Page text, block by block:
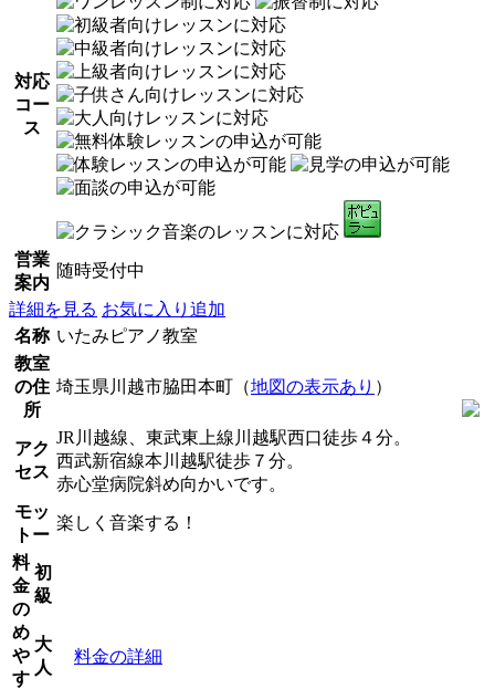
対応
コー
ス
営業
案内
随時受付中
詳細を見る お気に入り追加
名称 いたみピアノ教室
教室
の住
所
埼玉県川越市脇田本町（地図の表示あり ）
アク
セス
JR川越線、東武東上線川越駅西口徒歩４分。
西武新宿線本川越駅徒歩７分。
赤心堂病院斜め向かいです。
モッ
トー
楽しく音楽する！
料
金
の
め
や
す
初
級
大
人
料金の詳細